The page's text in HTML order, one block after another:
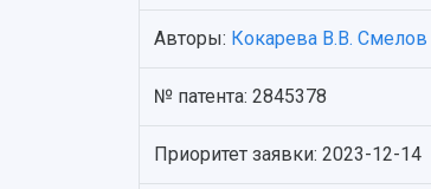
Авторы: Кокарева В.В. Смелов
№ патента: 2845378
Приоритет заявки: 2023-12-14